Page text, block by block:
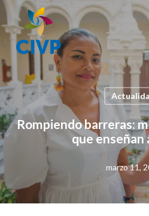
Skip
to
main
content
Rompiendo barreras:
que enseñan
marzo 11,